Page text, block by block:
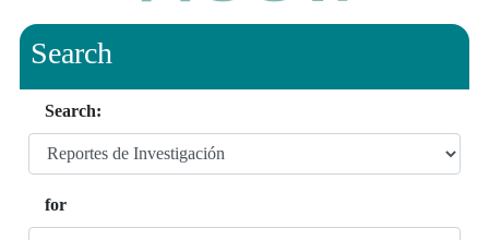
Search
Search:
for